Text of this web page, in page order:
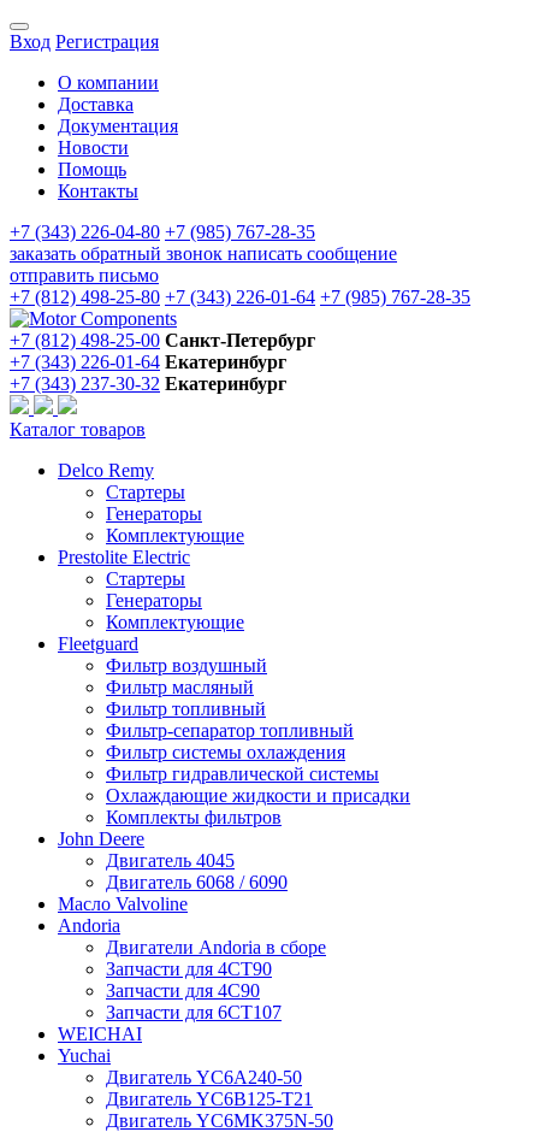
Вход Регистрация
О компании
Доставка
Документация
Новости
Помощь
Контакты
+7 (343) 226-04-80 +7 (985) 767-28-35
заказать обратный звонок написать сообщение
отправить письмо
+7 (812) 498-25-80 +7 (343) 226-01-64 +7 (985) 767-28-35
+7 (812) 498-25-00 Санкт-Петербург
+7 (343) 226-01-64 Екатеринбург
+7 (343) 237-30-32 Екатеринбург
Каталог товаров
Delco Remy
Стартеры
Генераторы
Комплектующие
Prestolite Electric
Стартеры
Генераторы
Комплектующие
Fleetguard
Фильтр воздушный
Фильтр масляный
Фильтр топливный
Фильтр-сепаратор топливный
Фильтр системы охлаждения
Фильтр гидравлической системы
Охлаждающие жидкости и присадки
Комплекты фильтров
John Deere
Двигатель 4045
Двигатель 6068 / 6090
Масло Valvoline
Andoria
Двигатели Andoria в сборе
Запчасти для 4CT90
Запчасти для 4С90
Запчасти для 6CT107
WEICHAI
Yuchai
Двигатель YC6A240-50
Двигатель YC6B125-T21
Двигатель YC6MK375N-50